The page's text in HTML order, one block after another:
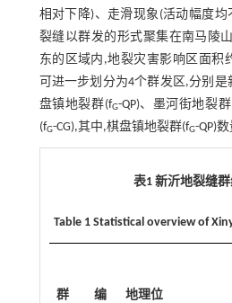
相对下降)、走滑现象(活动幅度均
裂缝以群发的形式聚集在南马陵
东的区域内,地裂灾害影响区面积
可进一步划分为4个群发区,分别是
盘镇地裂群(fG-QP)、墨河街地裂
(fG-CG),其中,棋盘镇地裂群(fG-QP)
表1 新沂地裂缝
Table 1 Statistical overview of
群
编
地理位